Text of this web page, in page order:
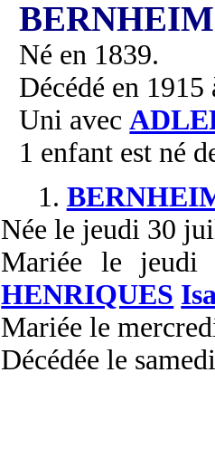
Né en 1839.
Décédé en 1915
Uni avec
1 enfant est né
1.
Née le jeudi 30
Mariée le jeudi
HENRIQUES
Mariée le
Décédée le